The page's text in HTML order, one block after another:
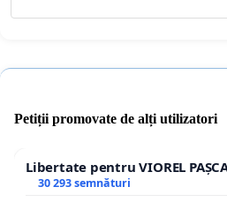
Petiții promovate de alți utilizatori
Libertate pentru VIOREL
30 293 semnături